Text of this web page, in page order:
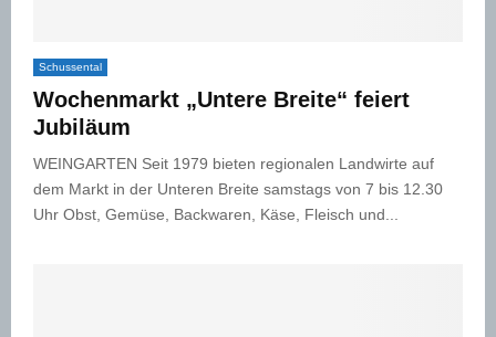
Schussental
Wochenmarkt „Untere Breite“ feiert
Jubiläum
WEINGARTEN Seit 1979 bieten regionalen Landwirte auf
dem Markt in der Unteren Breite samstags von 7 bis 12.30
Uhr Obst, Gemüse, Backwaren, Käse, Fleisch und...